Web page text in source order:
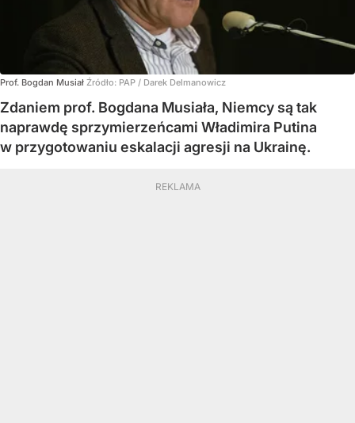
Prof. Bogdan Musiał Źródło: PAP / Darek Delmanowicz
Zdaniem prof. Bogdana Musiała, Niemcy są tak
naprawdę sprzymierzeńcami Władimira Putina
w przygotowaniu eskalacji agresji na Ukrainę.